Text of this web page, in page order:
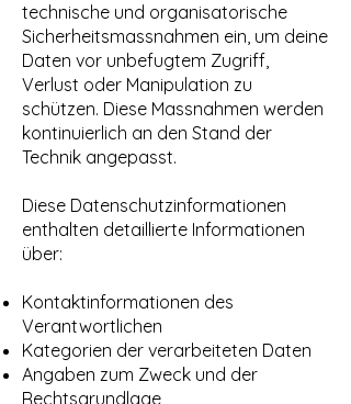
technische und organisatorische
Sicherheitsmassnahmen ein, um deine
Daten vor unbefugtem Zugriff,
Verlust oder Manipulation zu
schützen. Diese Massnahmen werden
kontinuierlich an den Stand der
Technik angepasst.
Diese Datenschutzinformationen
enthalten detaillierte Informationen
über:
Kontaktinformationen des
Verantwortlichen
Kategorien der verarbeiteten Daten
Angaben zum Zweck und der
Rechtsgrundlage